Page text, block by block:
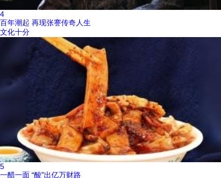
4
百年潮起 再现张謇传奇人生
文化十分
5
一醋一面 “酸”出亿万财路